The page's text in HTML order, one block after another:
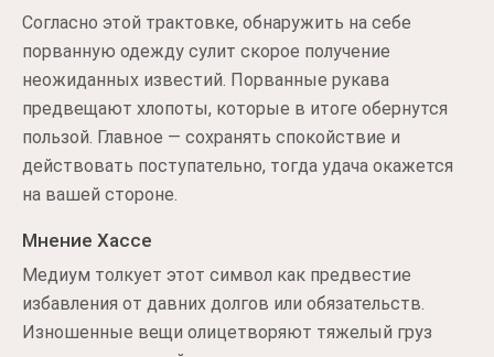
Согласно этой трактовке, обнаружить на себе
порванную одежду сулит скорое получение
неожиданных известий. Порванные рукава
предвещают хлопоты, которые в итоге обернутся
пользой. Главное — сохранять спокойствие и
действовать поступательно, тогда удача окажется
на вашей стороне.
Мнение Хассе
Медиум толкует этот символ как предвестие
избавления от давних долгов или обязательств.
Изношенные вещи олицетворяют тяжелый груз